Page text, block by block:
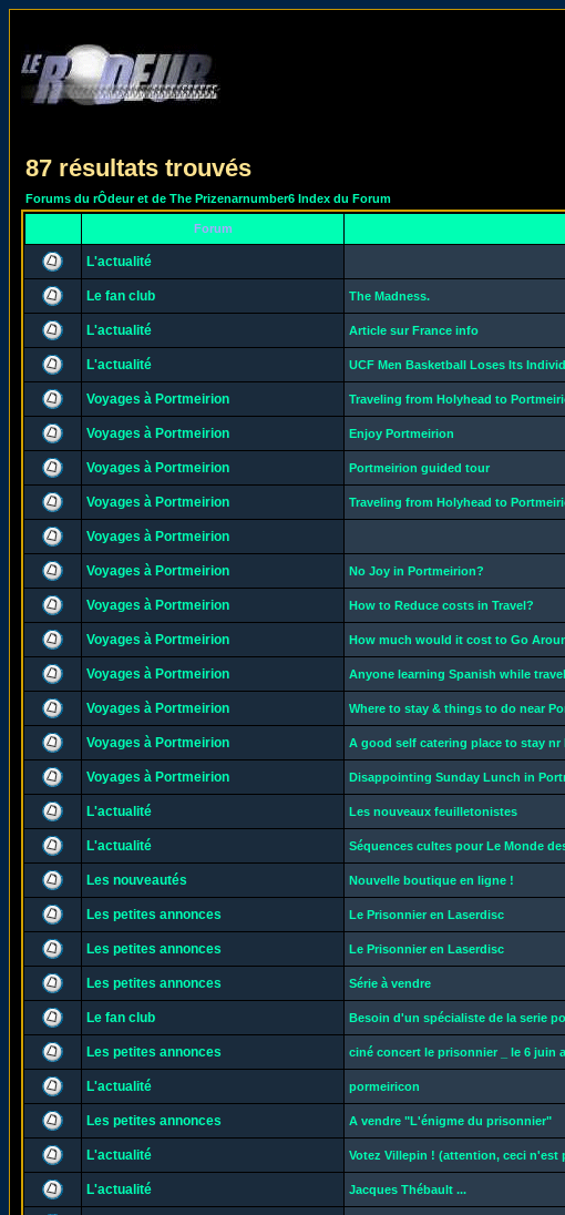
87 résultats trouvés
Forums du rÔdeur et de The Prizenarnumber6 Index du Forum
Forum
L'actualité
Le fan club The Madness.
L'actualité Article sur France info
L'actualité UCF Men Basketball Loses Its
Voyages à Portmeirion Traveling from Holyhead to
Voyages à Portmeirion Enjoy Portmeirion
Voyages à Portmeirion Portmeirion guided tour
Voyages à Portmeirion Traveling from Holyhead to
Voyages à Portmeirion
Voyages à Portmeirion No Joy in Portmeirion?
Voyages à Portmeirion How to Reduce costs in Travel?
Voyages à Portmeirion How much would it cost to Go
Voyages à Portmeirion Anyone learning Spanish while
Voyages à Portmeirion Where to stay & things to do near
Voyages à Portmeirion A good self catering place to stay nr
Voyages à Portmeirion Disappointing Sunday Lunch in
L'actualité Les nouveaux feuilletonistes
L'actualité Séquences cultes pour Le Monde
Les nouveautés Nouvelle boutique en ligne !
Les petites annonces Le Prisonnier en Laserdisc
Les petites annonces Le Prisonnier en Laserdisc
Les petites annonces Série à vendre
Le fan club Besoin d'un spécialiste de la serie
Les petites annonces ciné concert le prisonnier _ le 6 juin
L'actualité pormeiricon
Les petites annonces A vendre "L'énigme du prisonnier"
L'actualité Votez Villepin ! (attention, ceci n'est
L'actualité Jacques Thébault ...